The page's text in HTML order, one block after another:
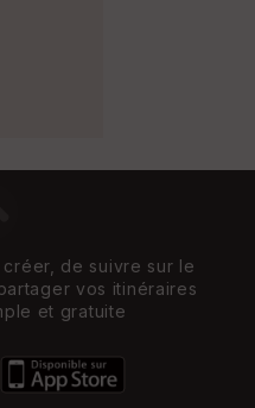
de suivre sur le
vos itinéraires
et gratuite